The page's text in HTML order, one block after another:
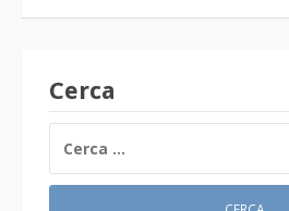
Cerca
PER: